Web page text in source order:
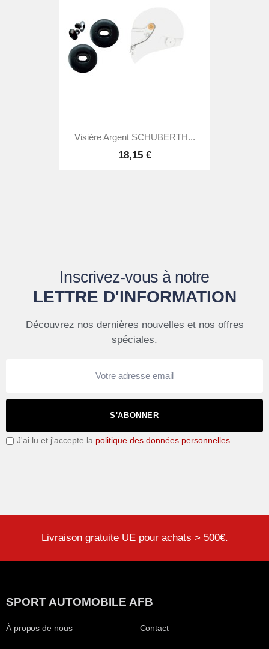
Visière Argent SCHUBERTH...
18,15 €
Inscrivez-vous à notre
LETTRE D'INFORMATION
Découvrez nos dernières nouvelles et nos offres
spéciales.
S'ABONNER
J'ai lu et j'accepte la politique des données personnelles.
Livraison gratuite UE pour achats > 500€.
SPORT AUTOMOBILE AFB
À propos de nous Contact